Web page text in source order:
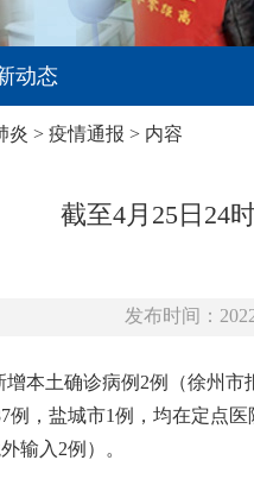
动态
炎 > 疫情通报 > 内容
截至4月25日24
发布时间：
增本土确诊病例2例（徐州
例，盐城市1例，均在定点
输入2例）。